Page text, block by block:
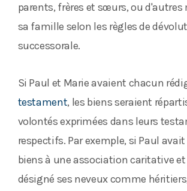
parents, frères et sœurs, ou d'autres
sa famille selon les règles de
successorale.
Si Paul et Marie avaient chacun
testament, les biens seraient
volontés exprimées dans leurs
respectifs. Par exemple, si Paul
biens à une association caritative
désigné ses neveux comme